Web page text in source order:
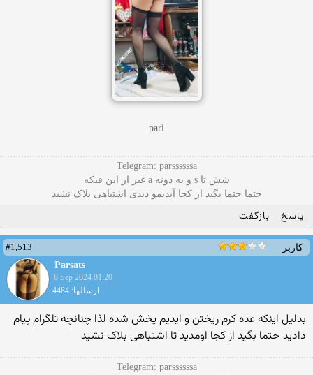
pari
Telegram: parssssssa
شش تا s و یه دونه a غیر از این فیکه
حتما حتما بگید از کجا آیدیمو دیدی اشتباهی بلاک نشید
پاسخ بازگفت
کاربر
#1,513
Parsats
8 Sep 2024 01:20
ارسالها: 4484
بدلیل اینکه عده کرم ریختن و ایدیم پخش شده لذا چنانچه تلگرام پیام
دادید حتما بگید از کجا اومدید تا اشتباهی بلاک نشید
Telegram: parssssssa